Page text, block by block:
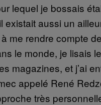
lequel je bossais
existait aussi un
me rendre compte
le monde, je lisais
magazines, et j’ai
appelé René
très